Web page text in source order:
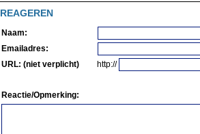
REAGEREN
Naam:
Emailadres:
URL: (niet verplicht)
http://
Reactie/Opmerking: